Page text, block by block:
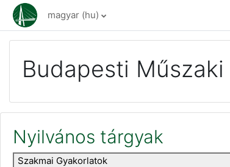
Tovább a fő tartalomhoz
magyar ‎(hu)‎
Budapesti
Nyilvános tárgyak
Szakmai Gyakorlatok